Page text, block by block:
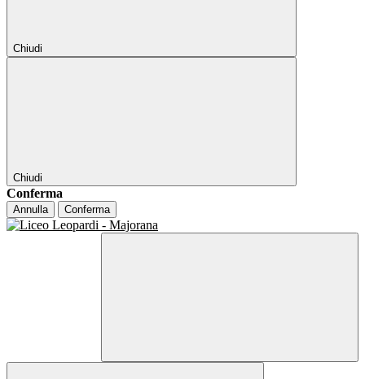
Chiudi
Chiudi
Conferma
Annulla Conferma